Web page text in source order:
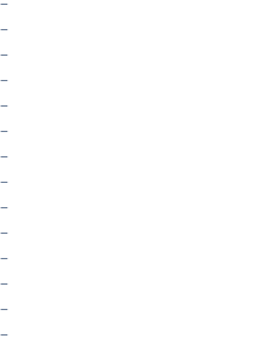
-
-
-
-
-
-
-
-
-
-
-
-
-